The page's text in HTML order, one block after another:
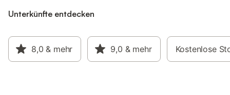
Unterkünfte entdecken
8,0 & mehr 9,0 & mehr Kostenlose